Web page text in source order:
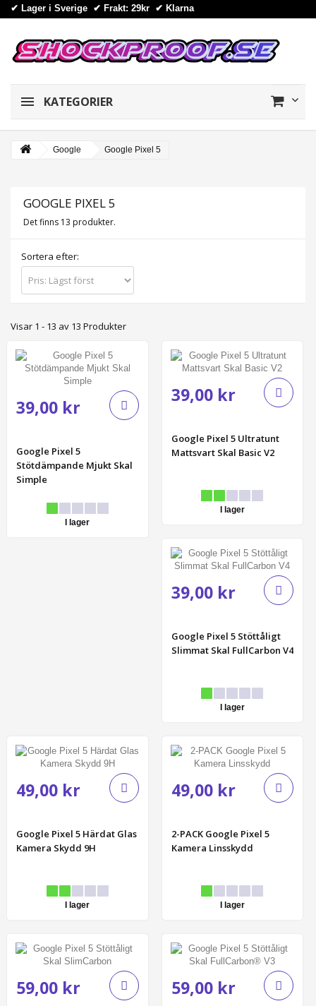
✔ Lager i Sverige ✔ Frakt: 29kr ✔ Klarna
KATEGORIER
Google Google Pixel 5
GOOGLE PIXEL 5
Det finns 13 produkter.
Sortera efter:
Visar 1 - 13 av 13 Produkter
39,00 kr
Google Pixel 5
Stötdämpande Mjukt Skal
Simple
I lager
39,00 kr
Google Pixel 5 Ultratunt
Mattsvart Skal Basic V2
I lager
39,00 kr
Google Pixel 5 Stöttåligt
Slimmat Skal FullCarbon V4
I lager
49,00 kr
2-PACK Google Pixel 5
Kamera Linsskydd
I lager
49,00 kr
Google Pixel 5 Härdat Glas
Kamera Skydd 9H
I lager
59,00 kr 59,00 kr